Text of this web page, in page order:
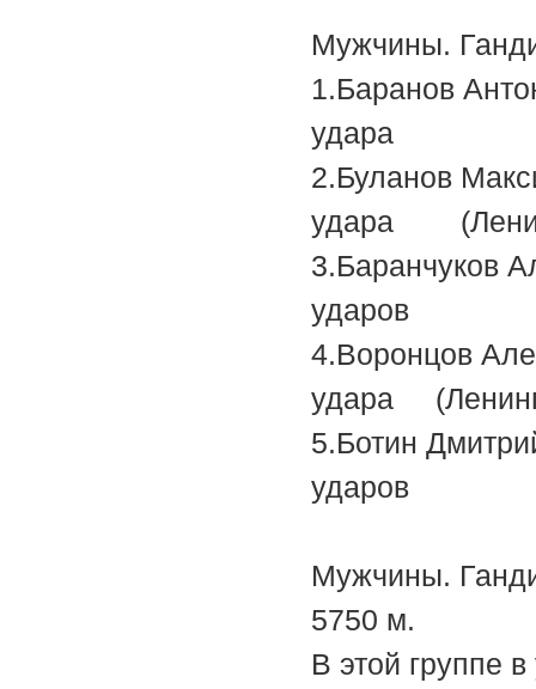
Мужчины.
удара
ударов
удара
ударов
Мужчины.
5750 м.
В этой группе